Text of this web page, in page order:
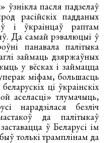
пасля падзелаў
расійскіх падданых
і ўкраінцаў раптам
Да самай рэвалюцыі ў
панавала палітыка
займаць дзяржаўных
у вёсках і займацца
міфам, большасць
ці ўкраінскіх
аселасці» тлумачыць,
нарадзілася безліч
да палітыкаў
ў Беларусі ім
толькі трамплінам да